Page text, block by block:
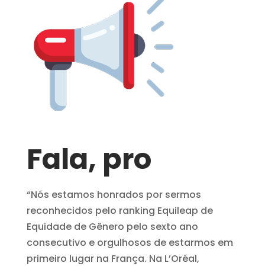
Fala, pro
“Nós estamos honrados por sermos
reconhecidos pelo ranking Equileap de
Equidade de Gênero pelo sexto ano
consecutivo e orgulhosos de estarmos em
primeiro lugar na França. Na L’Oréal,